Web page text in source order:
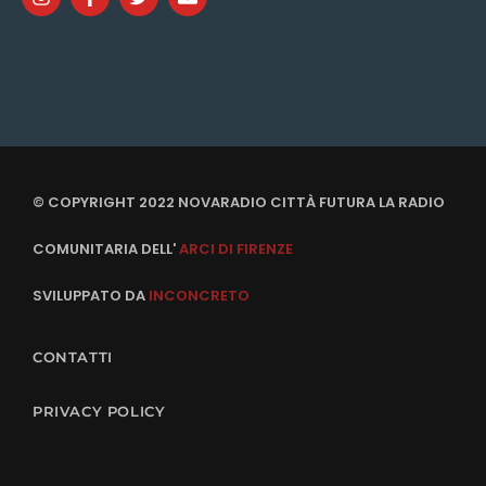
© COPYRIGHT 2022 NOVARADIO CITTÀ FUTURA LA RADIO
COMUNITARIA DELL'ARCI DI FIRENZE
SVILUPPATO DA INCONCRETO
CONTATTI
PRIVACY POLICY